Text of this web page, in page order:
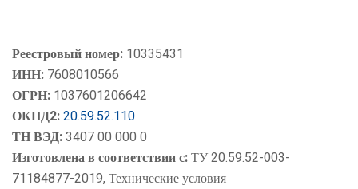
Реестровый номер: 10335431
ИНН: 7608010566
ОГРН: 1037601206642
ОКПД2:20.59.52.110
ТН ВЭД:3407 00 000 0
Изготовлена в соответствии с:ТУ 20.59.52-003-
71184877-2019, Технические условия